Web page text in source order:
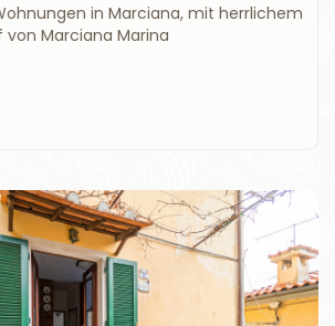
in Marciana, mit herrlichem
von Marciana Marina